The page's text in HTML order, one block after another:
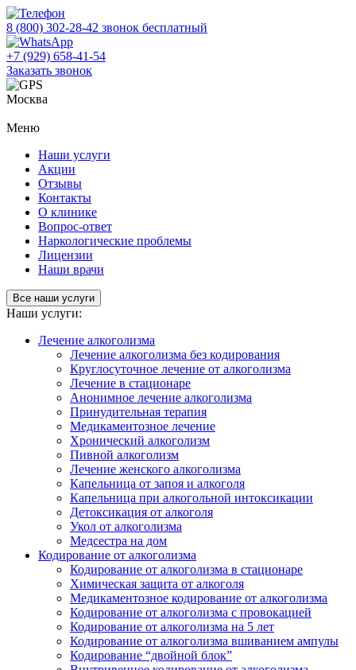
8 (800) 302-28-42 звонок бесплатный
+7 (929) 658-41-54
Заказать звонок
Москва
Меню
Наши услуги
Акции
Отзывы
Контакты
О клинике
Вопрос-ответ
Наркологические проблемы
Лицензии
Наши врачи
Все наши услуги
Наши услуги:
Лечение алкоголизма
Лечение алкоголизма без кодирования
Круглосуточное лечение от алкоголизма
Лечение в стационаре
Анонимное лечение алкоголизма
Принудительная терапия
Медикаментозное лечение
Хронический алкоголизм
Пивной алкоголизм
Лечение женского алкоголизма
Капельница от запоя и алкоголя
Капельница при алкогольной интоксикации
Детоксикация от алкоголя
Укол от алкоголизма
Медсестра на дом
Кодирование от алкоголизма
Кодирование от алкоголизма в стационаре
Химическая защита от алкоголя
Медикаментозное кодирование от алкоголизма
Кодирование от алкоголизма с провокацией
Кодирование от алкоголизма на 5 лет
Кодирование от алкоголизма вшиванием ампулы
Кодирование “двойной блок”